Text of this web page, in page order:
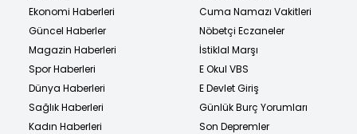
Ekonomi Haberleri
Güncel Haberler
Magazin Haberleri
Spor Haberleri
Dünya Haberleri
Sağlık Haberleri
Kadın Haberleri
Cuma Namazı Vakitleri
Nöbetçi Eczaneler
İstiklal Marşı
E Okul VBS
E Devlet Giriş
Günlük Burç Yorumları
Son Depremler